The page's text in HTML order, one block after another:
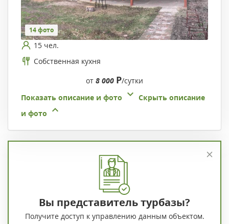
14 фото
15 чел.
Собственная кухня
от 8 000 Р/сутки
Показать описание и фото
Скрыть описание
и фото
Вы представитель турбазы?
Получите доступ к управлению данным объектом.